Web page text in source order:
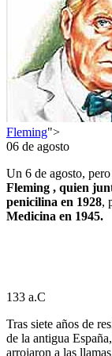
Fleming">
06 de agosto
Un 6 de agosto,
Fleming , quien
penicilina en 1928,
Medicina en 1945.
133 a.C
Tras siete años de
de la antigua
arrojaron a las